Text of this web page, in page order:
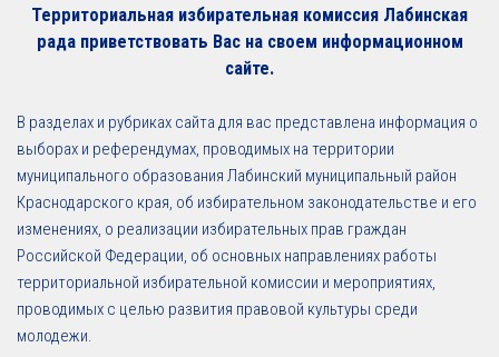
Территориальная избирательная комиссия Лабинская
рада приветствовать Вас на своем информационном
сайте.
В разделах и рубриках сайта для вас представлена информация о
выборах и референдумах, проводимых на территории
муниципального образования Лабинский муниципальный район
Краснодарского края, об избирательном законодательстве и его
изменениях, о реализации избирательных прав граждан
Российской Федерации, об основных направлениях работы
территориальной избирательной комиссии и мероприятиях,
проводимых с целью развития правовой культуры среди
молодежи.